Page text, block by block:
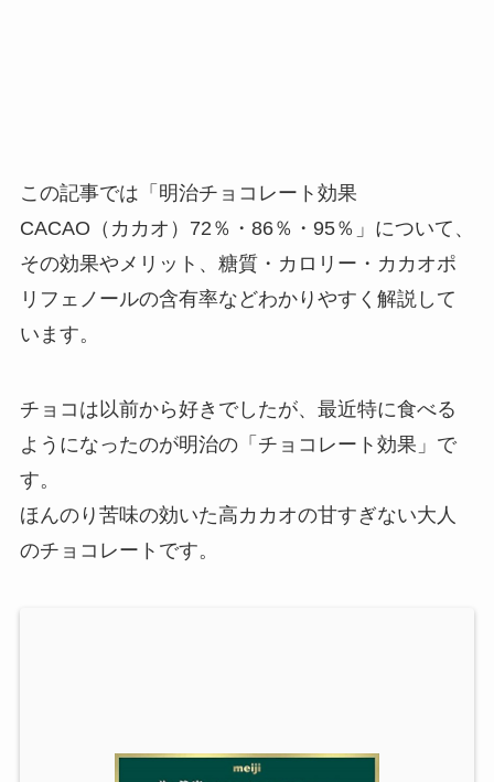
この記事では「明治チョコレート効果
CACAO（カカオ）72％・86％・95％」について、
その効果やメリット、糖質・カロリー・カカオポ
リフェノールの含有率などわかりやすく解説して
います。
チョコは以前から好きでしたが、最近特に食べる
ようになったのが明治の「チョコレート効果」で
す。
ほんのり苦味の効いた高カカオの甘すぎない大人
のチョコレートです。